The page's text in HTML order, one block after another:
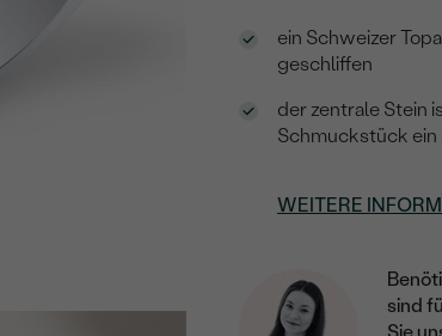
ein Schweizer
geschliffen
der zentrale Stein
Schmuckstück ein
WEITERE
sind